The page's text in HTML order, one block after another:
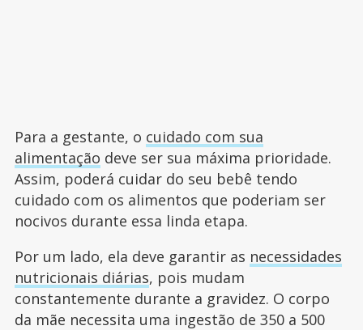
Para a gestante, o cuidado com sua
alimentação deve ser sua máxima prioridade.
Assim, poderá cuidar do seu bebê tendo
cuidado com os alimentos que poderiam ser
nocivos durante essa linda etapa.
Por um lado, ela deve garantir as necessidades
nutricionais diárias, pois mudam
constantemente durante a gravidez. O corpo
da mãe necessita uma ingestão de 350 a 500